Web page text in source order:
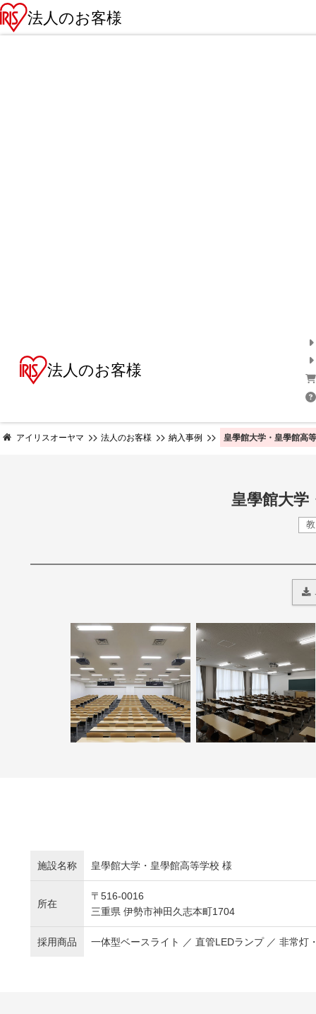
法人のお客様
法人のお客様
アイリスオーヤマ 法人のお客様 納入事例 皇學館大学・皇學館高
皇學館大学
施設名称 皇學館大学・皇學館高等学校 様
所在
〒516-0016
三重県 伊勢市神田久志本町1704
採用商品 一体型ベースライト ／ 直管LEDランプ ／ 非常